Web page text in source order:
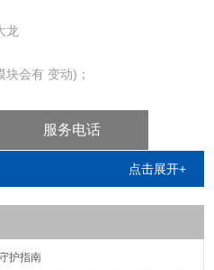
龙
会有 变动)；
可自动 与机器吸附；
失。
服务电话
点击展开+
护指南